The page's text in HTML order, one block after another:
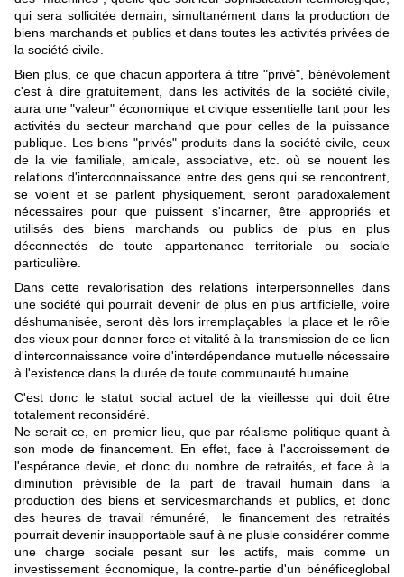
qui sera sollicitée demain, simultanément dans la production de
biens marchands et publics et dans toutes les activités privées de
la société civile.
Bien plus, ce que chacun apportera à titre "privé", bénévolement
c'est à dire gratuitement, dans les activités de la société civile,
aura une "valeur" économique et civique essentielle tant pour les
activités du secteur marchand que pour celles de la puissance
publique. Les biens "privés" produits dans la société civile, ceux
de la vie familiale, amicale, associative, etc. où se nouent les
relations d'interconnaissance entre des gens qui se rencontrent,
se voient et se parlent physiquement, seront paradoxalement
nécessaires pour que puissent s'incarner, être appropriés et
utilisés des biens marchands ou publics de plus en plus
déconnectés de toute appartenance territoriale ou sociale
particulière.
Dans cette revalorisation des relations interpersonnelles dans
une société qui pourrait devenir de plus en plus artificielle, voire
déshumanisée, seront dès lors irremplaçables la place et le rôle
des vieux pour donner force et vitalité à la transmission de ce lien
d'interconnaissance voire d'interdépendance mutuelle nécessaire
à l'existence dans la durée de toute communauté humaine
C'est donc le statut social actuel de la vieillesse qui doit être
totalement reconsidéré.
Ne serait-ce, en premier lieu, que par réalisme politique quant à
son mode de financement. En effet, face à l'accroissement de
l'espérance devie, et donc du nombre de retraités, et face à la
diminution prévisible de la part de travail humain dans la
production des biens et servicesmarchands et publics, et donc
des heures de travail rémunéré, le financement des retraités
pourrait devenir insupportable sauf à ne plusle considérer comme
une charge sociale pesant sur les actifs, mais comme un
investissement économique, la contre-partie d'un bénéficeglobal